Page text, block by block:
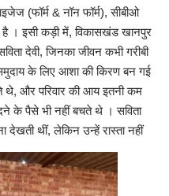
(फॉर्म & नॉन फॉर्म), सीबीओ
। इसी कड़ी में, विकासखंड खानपुर
देवी, जिनका जीवन कभी गरीबी
के लिए आशा की किरण बन गई
और परिवार की आय इतनी कम
के पैसे भी नहीं बचते थे । सविता
देखती थीं, लेकिन उन्हें रास्ता नहीं